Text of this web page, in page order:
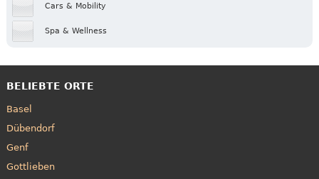
Cars & Mobility
Spa & Wellness
BELIEBTE ORTE
Basel
Dübendorf
Genf
Gottlieben